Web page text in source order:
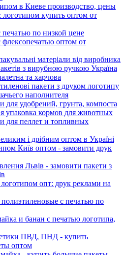
в Киеве производство, цены
купить оптом от
по низкой цене
оптом от
матеріали від виробника
з вирубною ручкою Україна
та харчова
пакети з друком логотипу
наполнителя
удобрений, грунта, компоста
упаковка кормов для животных
для пеллет и топливных
і дрібним оптом в Україні
Київ оптом - замовити друк
Львів - замовити пакети з
опт: друк реклами на
с печатью по
и банан с печатью логотипа,
ПВД, ПНД - купить
оптом